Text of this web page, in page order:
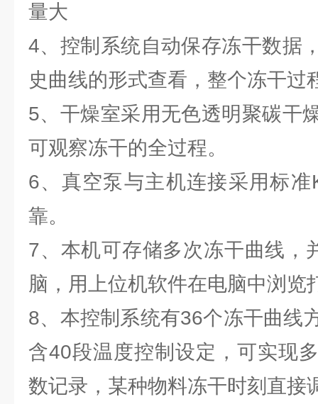
量大
4、控制系统自动保存冻干数据
史曲线的形式查看，整个冻干过
5、干燥室采用无色透明聚碳干
可观察冻干的全过程。
6、真空泵与主机连接采用标
靠。
7、本机可存储多次冻干曲线，
脑，用上位机软件在电脑中浏览
8、本控制系统有36个冻干曲线
含40段温度控制设定，可实现
数记录，某种物料冻干时刻直接